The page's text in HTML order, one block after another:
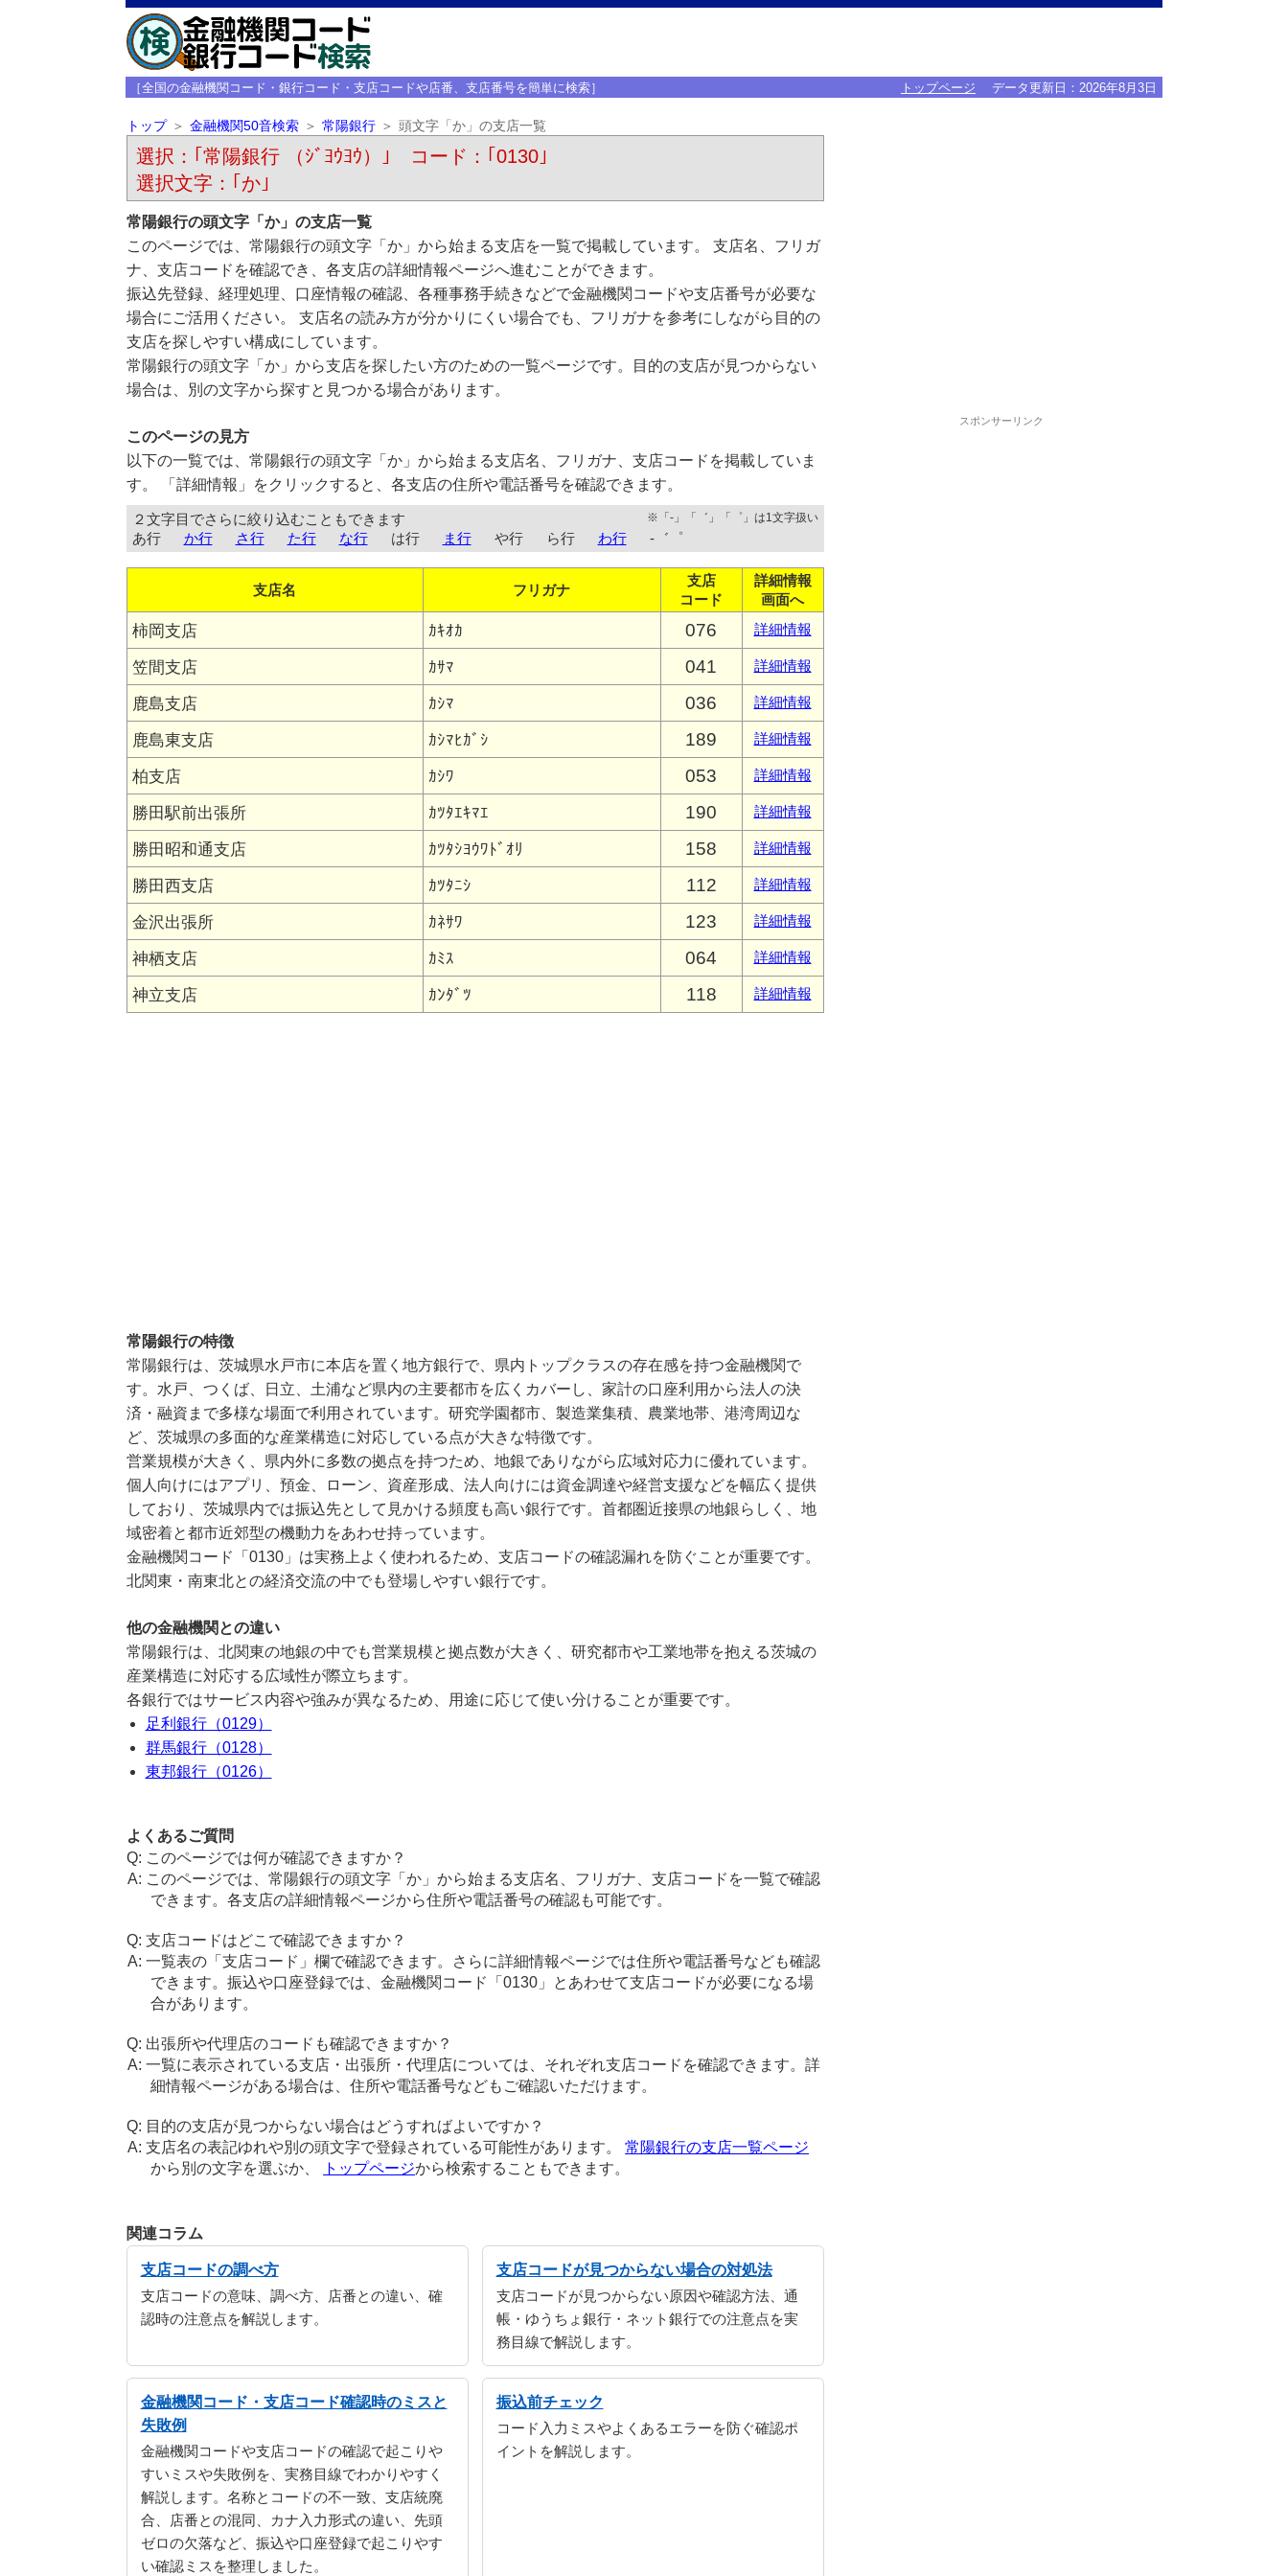
［全国の金融機関コード・銀行コード・支店コードや店番、支店番号を簡単に検索］ トップページ データ更新日： 2026年8月3日
トップ 金融機関50音検索 常陽銀行 頭文字「か」の支店一覧
選択：｢常陽銀行 （ｼﾞﾖｳﾖｳ）｣ コード：｢0130｣
選択文字：｢か｣
常陽銀行の頭文字「か」の支店一覧
このページでは、常陽銀行の頭文字「か」から始まる支店を一覧で掲載しています。 支店名、フリガ
ナ、支店コードを確認でき、各支店の詳細情報ページへ進むことができます。
振込先登録、経理処理、口座情報の確認、各種事務手続きなどで金融機関コードや支店番号が必要な
場合にご活用ください。 支店名の読み方が分かりにくい場合でも、フリガナを参考にしながら目的の
支店を探しやすい構成にしています。
常陽銀行の頭文字「か」から支店を探したい方のための一覧ページです。目的の支店が見つからない
場合は、別の文字から探すと見つかる場合があります。
このページの見方
以下の一覧では、常陽銀行の頭文字「か」から始まる支店名、フリガナ、支店コードを掲載していま
す。 「詳細情報」をクリックすると、各支店の住所や電話番号を確認できます。
２文字目でさらに絞り込むこともできます ※「-」「゛」「゜」は1文字扱い
あ行 か行 さ行 た行 な行 は行 ま行 や行 ら行 わ行 -゛゜
支店名 フリガナ
支店
コード
詳細情報
画面へ
柿岡支店 ｶｷｵｶ 076 詳細情報
笠間支店 ｶｻﾏ 041 詳細情報
鹿島支店 ｶｼﾏ 036 詳細情報
鹿島東支店 ｶｼﾏﾋｶﾞｼ 189 詳細情報
柏支店 ｶｼﾜ 053 詳細情報
勝田駅前出張所 ｶﾂﾀｴｷﾏｴ 190 詳細情報
勝田昭和通支店 ｶﾂﾀｼﾖｳﾜﾄﾞｵﾘ 158 詳細情報
勝田西支店 ｶﾂﾀﾆｼ 112 詳細情報
金沢出張所 ｶﾈｻﾜ 123 詳細情報
神栖支店 ｶﾐｽ 064 詳細情報
神立支店 ｶﾝﾀﾞﾂ 118 詳細情報
常陽銀行の特徴
常陽銀行は、茨城県水戸市に本店を置く地方銀行で、県内トップクラスの存在感を持つ金融機関で
す。水戸、つくば、日立、土浦など県内の主要都市を広くカバーし、家計の口座利用から法人の決
済・融資まで多様な場面で利用されています。研究学園都市、製造業集積、農業地帯、港湾周辺な
ど、茨城県の多面的な産業構造に対応している点が大きな特徴です。
営業規模が大きく、県内外に多数の拠点を持つため、地銀でありながら広域対応力に優れています。
個人向けにはアプリ、預金、ローン、資産形成、法人向けには資金調達や経営支援などを幅広く提供
しており、茨城県内では振込先として見かける頻度も高い銀行です。首都圏近接県の地銀らしく、地
域密着と都市近郊型の機動力をあわせ持っています。
金融機関コード「0130」は実務上よく使われるため、支店コードの確認漏れを防ぐことが重要です。
北関東・南東北との経済交流の中でも登場しやすい銀行です。
他の金融機関との違い
常陽銀行は、北関東の地銀の中でも営業規模と拠点数が大きく、研究都市や工業地帯を抱える茨城の
産業構造に対応する広域性が際立ちます。
各銀行ではサービス内容や強みが異なるため、用途に応じて使い分けることが重要です。
足利銀行（0129）
群馬銀行（0128）
東邦銀行（0126）
よくあるご質問
このページでは何が確認できますか？
このページでは、常陽銀行の頭文字「か」から始まる支店名、フリガナ、支店コードを一覧で確認
できます。各支店の詳細情報ページから住所や電話番号の確認も可能です。
支店コードはどこで確認できますか？
一覧表の「支店コード」欄で確認できます。さらに詳細情報ページでは住所や電話番号なども確認
できます。振込や口座登録では、金融機関コード「0130」とあわせて支店コードが必要になる場
合があります。
出張所や代理店のコードも確認できますか？
一覧に表示されている支店・出張所・代理店については、それぞれ支店コードを確認できます。詳
細情報ページがある場合は、住所や電話番号などもご確認いただけます。
目的の支店が見つからない場合はどうすればよいですか？
支店名の表記ゆれや別の頭文字で登録されている可能性があります。常陽銀行の支店一覧ページ
から別の文字を選ぶか、
トップページから検索することもできます。
関連コラム
支店コードの調べ方
支店コードの意味、調べ方、店番との違い、確
認時の注意点を解説します。
支店コードが見つからない場合の対処法
支店コードが見つからない原因や確認方法、通
帳・ゆうちょ銀行・ネット銀行での注意点を実
務目線で解説します。
金融機関コード・支店コード確認時のミスと
失敗例
金融機関コードや支店コードの確認で起こりや
すいミスや失敗例を、実務目線でわかりやすく
解説します。名称とコードの不一致、支店統廃
合、店番との混同、カナ入力形式の違い、先頭
ゼロの欠落など、振込や口座登録で起こりやす
い確認ミスを整理しました。
振込前チェック
コード入力ミスやよくあるエラーを防ぐ確認ポ
イントを解説します。
スポンサーリンク